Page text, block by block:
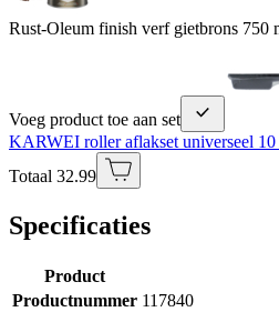
Rust-Oleum finish verf gietbrons 750
Voeg product toe aan set
KARWEI roller aflakset universeel 10
Totaal 32.99
Specificaties
Product
Productnummer 117840